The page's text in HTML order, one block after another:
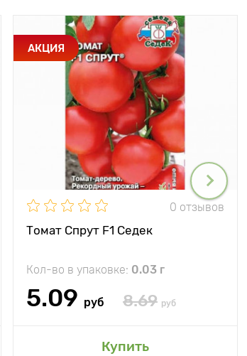
АКЦИЯ
0 отзывов
Томат Спрут F1 Седек
Кол-во в упаковке: 0.03 г
5.09 руб 8.69 руб
Купить